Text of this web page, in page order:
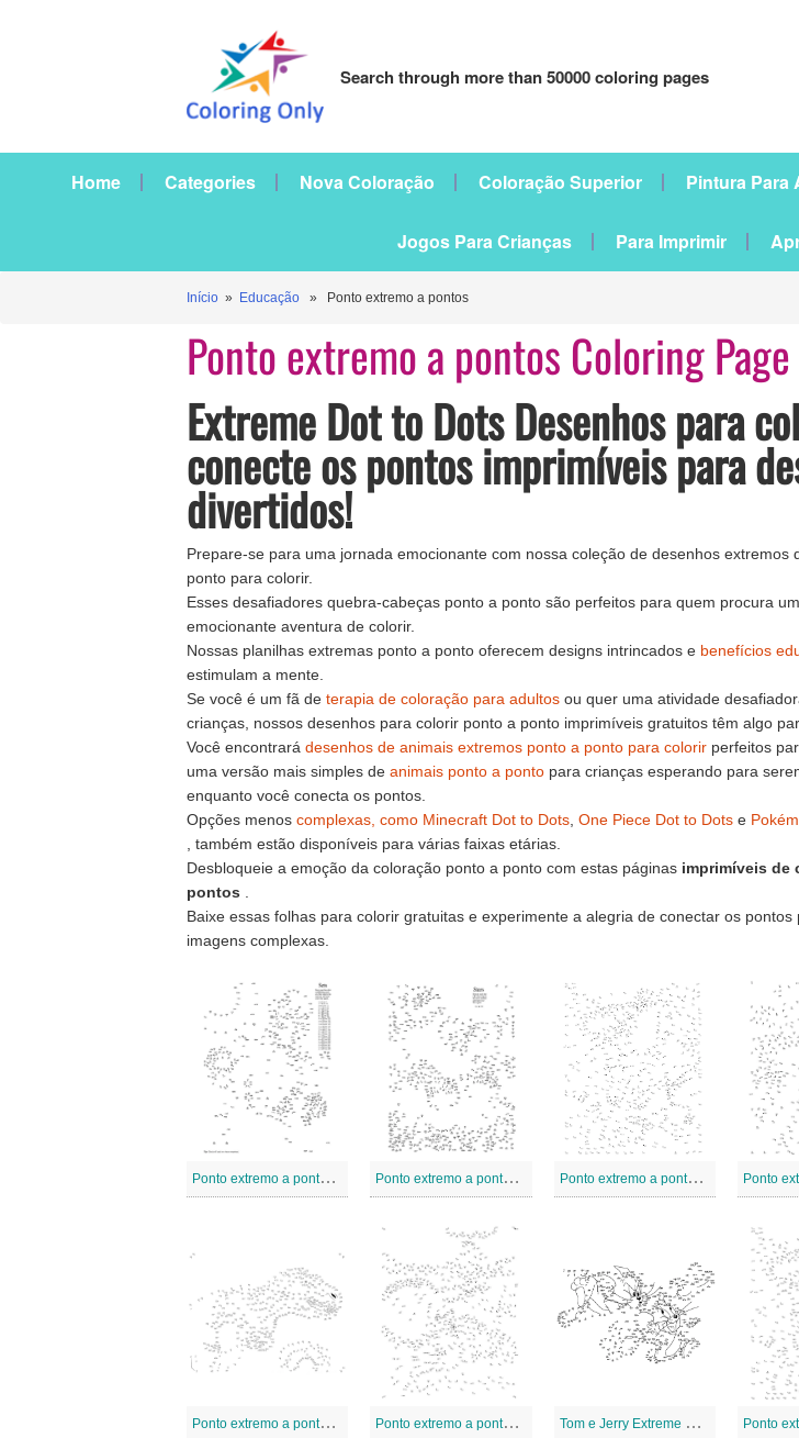
Search through more than 50000 coloring pages
Home Categories Nova Coloração Coloração Superior Pintura Para
Jogos Para Crianças Para Imprimir
Início » Educação » Ponto extremo a pontos
Ponto extremo a pontos Coloring Page
Extreme Dot to Dots Desenhos para
conecte os pontos imprimíveis para
divertidos!
Prepare-se para uma jornada emocionante com nossa coleção de desenhos extremos
ponto para colorir.
Esses desafiadores quebra-cabeças ponto a ponto são perfeitos para quem procura
emocionante aventura de colorir.
Nossas planilhas extremas ponto a ponto oferecem designs intrincados e benefícios
estimulam a mente.
Se você é um fã de terapia de coloração para adultos ou quer uma atividade
crianças, nossos desenhos para colorir ponto a ponto imprimíveis gratuitos têm algo
Você encontrará desenhos de animais extremos ponto a ponto para colorir perfeitos
uma versão mais simples de animais ponto a ponto para crianças esperando para
enquanto você conecta os pontos.
Opções menos complexas, como Minecraft Dot to Dots One Piece Dot to Dots e
, também estão disponíveis para várias faixas etárias.
Desbloqueie a emoção da coloração ponto a ponto com estas páginas imprimíveis de
pontos
Baixe essas folhas para colorir gratuitas e experimente a alegria de conectar os pontos
imagens complexas.
P
onto extremo a pontos 10 P
onto extremo a pontos 9 P
onto extremo a pontos 8
P
onto extremo a pontos 6 P
onto extremo a pontos 5 T
om e Jerry Extreme Ponto a Ponto